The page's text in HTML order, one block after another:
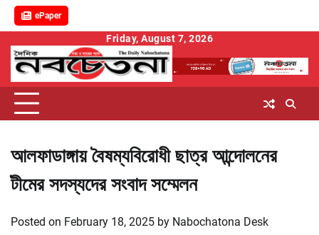
ePaper
content
Friday, August 7, 2026
আলফাডাঙ্গায় বৈষম্যবিরোধী ছাত্র আন্দোলনের
টীমের সদস্যদের সংবাদ সম্মেলন
Posted on February 18, 2025 by Nabochatona Desk